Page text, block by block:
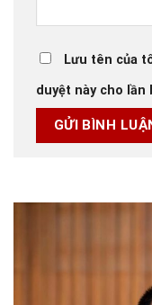
Lưu tên của
duyệt này cho lần